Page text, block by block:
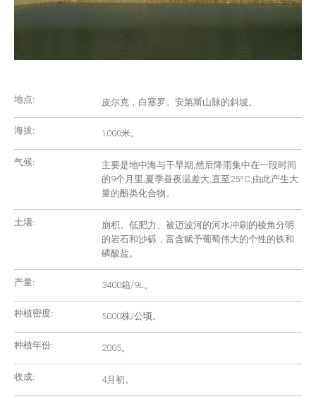
地点: 皮尔克，白塞罗。安第斯山脉的斜坡。
海拔: 1000米。
气候:
主要是地中海与干旱期,然后降雨集中在一段时间
的9个月里,夏季昼夜温差大,直至25ºC,由此产生大
量的酚类化合物。
土壤:
崩积。低肥力、被迈波河的河水冲刷的棱角分明
的岩石和沙砾，富含赋予葡萄伟大的个性的铁和
磷酸盐。
产量: 3400箱/9L。
种植密度: 5000株/公顷。
种植年份: 2005。
收成: 4月初。